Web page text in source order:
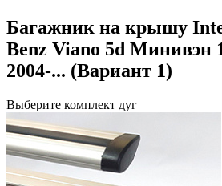
Багажник на крышу
Benz Viano 5d Минивэн
2004-... (Вариант 1)
Выберите комплект дуг